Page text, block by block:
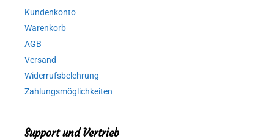
Kundenkonto
Warenkorb
AGB
Versand
Widerrufsbelehrung
Zahlungsmöglichkeiten
Support und Vertrieb